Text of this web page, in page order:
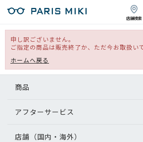
店舗検索
申し訳ございません。
ご指定の商品は販売終了か、ただ今お取扱い
ホームへ戻る
商品
アフターサービス
店舗（国内・海外）